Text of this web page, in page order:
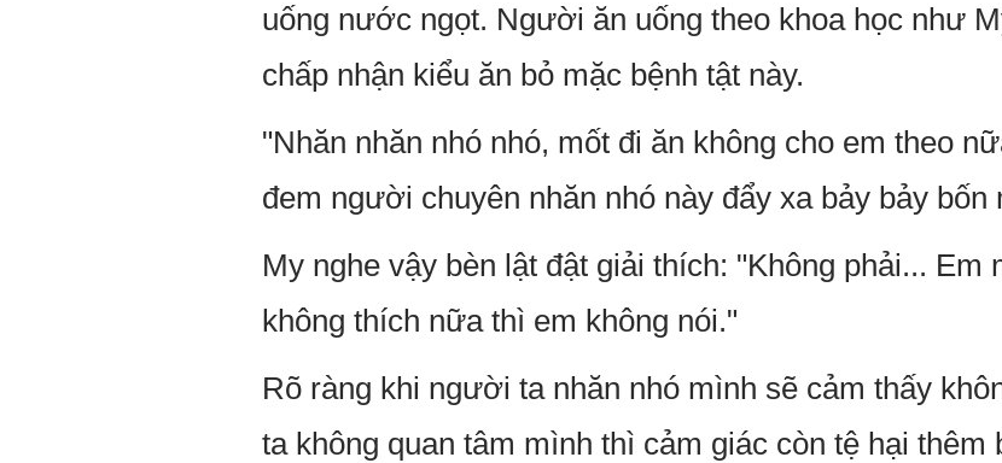
uống nước ngọt. Người ăn uống theo khoa học như
chấp nhận kiểu ăn bỏ mặc bệnh tật này.
"Nhăn nhăn nhó nhó, mốt đi ăn không cho em theo
đem người chuyên nhăn nhó này đẩy xa bảy bảy
My nghe vậy bèn lật đật giải thích: "Không phải... Em
không thích nữa thì em không nói."
Rõ ràng khi người ta nhăn nhó mình sẽ cảm thấy
ta không quan tâm mình thì cảm giác còn tệ hại thêm